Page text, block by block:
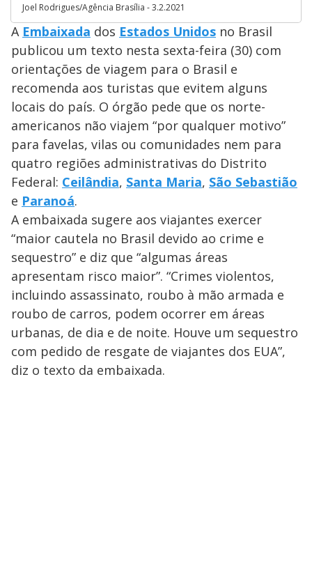
Joel Rodrigues/Agência Brasília - 3.2.2021
A Embaixada dos Estados Unidos no Brasil
publicou um texto nesta sexta-feira (30) com
orientações de viagem para o Brasil e
recomenda aos turistas que evitem alguns
locais do país. O órgão pede que os norte-
americanos não viajem “por qualquer motivo”
para favelas, vilas ou comunidades nem para
quatro regiões administrativas do Distrito
Federal: Ceilândia, Santa Maria, São Sebastião
e Paranoá.
A embaixada sugere aos viajantes exercer
“maior cautela no Brasil devido ao crime e
sequestro” e diz que “algumas áreas
apresentam risco maior”. “Crimes violentos,
incluindo assassinato, roubo à mão armada e
roubo de carros, podem ocorrer em áreas
urbanas, de dia e de noite. Houve um sequestro
com pedido de resgate de viajantes dos EUA”,
diz o texto da embaixada.